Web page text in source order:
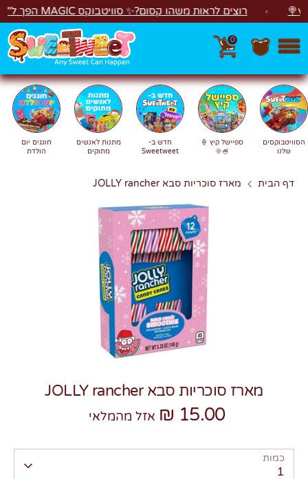
דלג רוצים לראות משהו קסום?✨ סוויטבוקס MAGIC הפך ל"מכונת משחקים"! 🎁🕹️
0
חפשחיפוש
הסוויטבוקסים
שלנו
ספיישל קיץ 🍦
🍧🌞
חדש ב-
Sweetweet
מתנות לאנשים
מתוקים
חוגגים יום
הולדת
דף הבית מארז סוכריות סבא JOLLY rancher
מארז סוכריות סבא JOLLY rancher
15.00 ₪ אזל מהמלאי
כמות
1